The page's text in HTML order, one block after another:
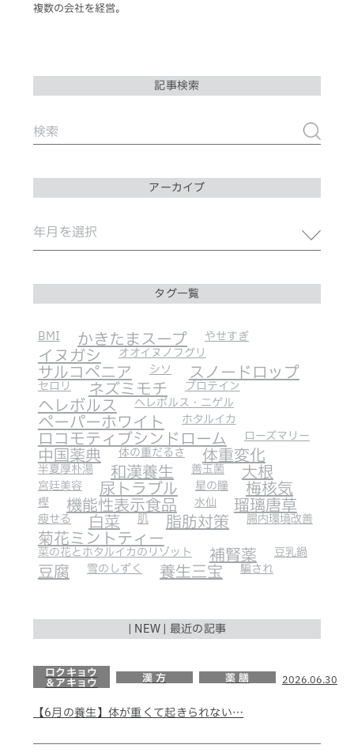
複数の会社を経営。
記事検索
アーカイブ
タグ一覧
BMI かきたまスープ やせすぎ
イヌガシ オオイヌノフグリ
サルコペニア シソ スノードロップ
セロリ ネズミモチ プロテイン
ヘレボルス ヘレボルス・ニゲル
ペーパーホワイト ホタルイカ
ロコモティブシンドローム ローズマリー
中国薬典 体の重だるさ 体重変化
半夏厚朴湯 和漢養生 善玉菌 大根
宮廷美容 尿トラブル 星の瞳 梅核気
樫 機能性表示食品 水仙 瑠璃唐草
瘦せる 白菜 肌 脂肪対策 腸内環境改善
菊花ミントティー
菜の花とホタルイカのリゾット 補腎薬 豆乳鍋
豆腐 雪のしずく 養生三宝 騙され
| NEW | 最近の記事
ロクキョウ
＆アキョウ
漢 方 薬 膳 2026.06.30
【6月の養生】体が重くて起きられない…